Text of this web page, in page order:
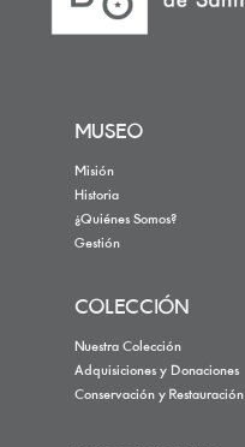
MUSEO
Misión
Historia
¿Quiénes Somos?
Gestión
COLECCIÓN
Nuestra Colección
Adquisiciones y Donaciones
Conservación y Restauración